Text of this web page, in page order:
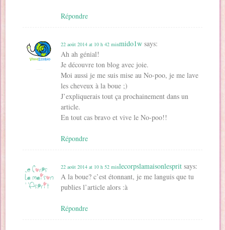
Répondre
mido1w says:
22 août 2014 at 10 h 42 min
Ah ah génial!
Je découvre ton blog avec joie.
Moi aussi je me suis mise au No-poo, je me lave
les cheveux à la boue ;)
J’expliquerais tout ça prochainement dans un
article.
En tout cas bravo et vive le No-poo!!
Répondre
lecorpslamaisonlesprit says:
22 août 2014 at 10 h 52 min
A la boue? c’est étonnant, je me languis que tu
publies l’article alors :à
Répondre